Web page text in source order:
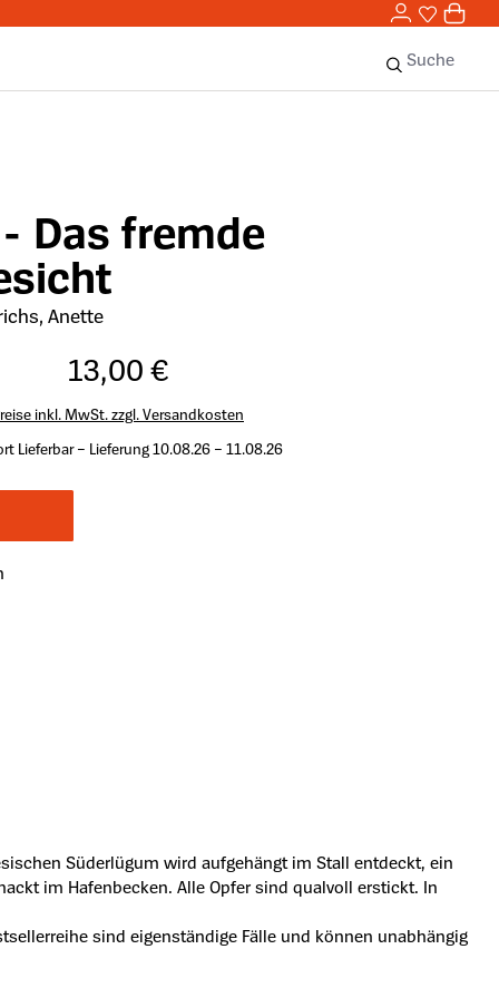
0,00
0
Suche
Das fremde
Anette
13,00 €
inkl. MwSt. zzgl. Versandkosten
Lieferbar – Lieferung 10.08.26 – 11.08.26
Süderlügum wird aufgehängt im Stall entdeckt, ein
im Hafenbecken. Alle Opfer sind qualvoll erstickt. In
sind eigenständige Fälle und können unabhängig